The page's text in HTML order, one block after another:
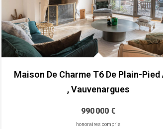
,Vauvenargues
990 000 €
honoraires compris